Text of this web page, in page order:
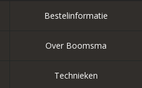
Bestelinformatie
Over Boomsma
Technieken